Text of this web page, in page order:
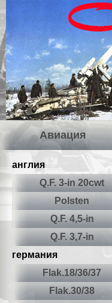
Авиация
англия
Q.F. 3-in 20cwt
Polsten
Q.F. 4,5-in
Q.F. 3,7-in
германия
Flak.18/36/37
Flak.30/38